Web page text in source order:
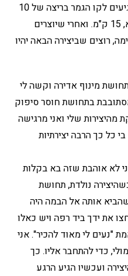
שאחרי ששוברים שיא, למשל מגיעים לקו הגמר בריצה של 10
ק"מ, רוצים לשבור את השיא הבא, 15 ק"מ. ואחרי שיוצרים
רוצים שביצירה הבאה יהיו
מינוף אדירה וקשה לי
בתחושת חוסר סיפוק
מהיצירות שלי ואני מרגישה
כל כך הרבה יצירתיות
לא אוהבת שזה בא בקלות
נולדת, תחושת
אותה אל הבמה היה
את ידך ביד רפה ויש כאלו
"נעים לי מאוד להכיר". אני
כדי להתחבר אליו. כך
ועכשיו הגיע הרגע